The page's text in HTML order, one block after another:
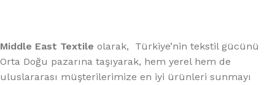
Middle East Textile olarak, Türkiye’nin tekstil gücünü
Orta Doğu pazarına taşıyarak, hem yerel hem de
uluslararası müşterilerimize en iyi ürünleri sunmayı